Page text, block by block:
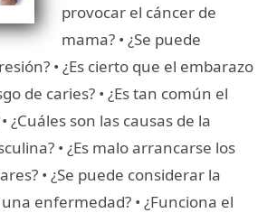
provocar el cáncer de
mama? • ¿Se puede
• ¿Es cierto que el embarazo
de caries? • ¿Es tan común el
¿Cuáles son las causas de la
• ¿Es malo arrancarse los
• ¿Se puede considerar la
enfermedad? • ¿Funciona el